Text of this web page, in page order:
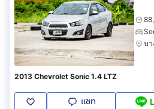
บา
2013 Chevrolet Sonic 1.4 LTZ
แชท